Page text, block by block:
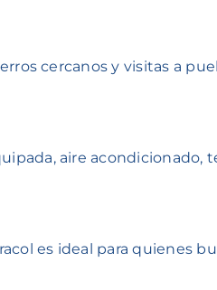
cercanos y visitas a
aire acondicionado,
es ideal para quienes